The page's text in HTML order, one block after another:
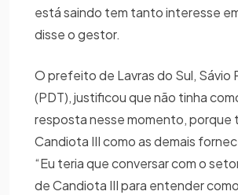
está saindo tem tanto interesse
disse o gestor.
O prefeito de Lavras do Sul, Sávio
(PDT), justificou que não tinha
resposta nesse momento, porque
Candiota III como as demais
“Eu teria que conversar com o
de Candiota III para entender